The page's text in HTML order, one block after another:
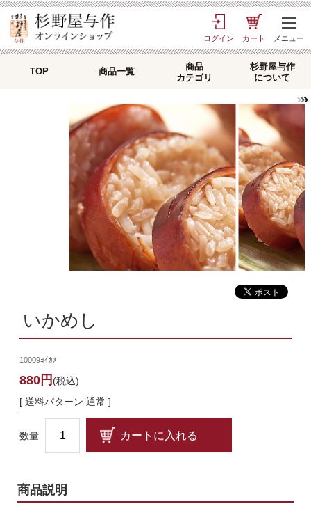
ログイン カート メニュー
TOP 商品一覧
商品
カテゴリ
杉野屋与作
について
いかめし
10009ﾖｲｶﾒ
880円 (税込)
[ 送料パターン 通常 ]
数量
商品説明